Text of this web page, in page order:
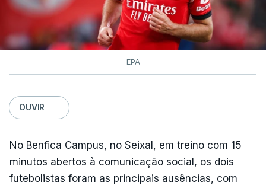
EPA
OUVIR
No Benfica Campus, no Seixal, em treino com 15
minutos abertos à comunicação social, os dois
futebolistas foram as principais ausências, com